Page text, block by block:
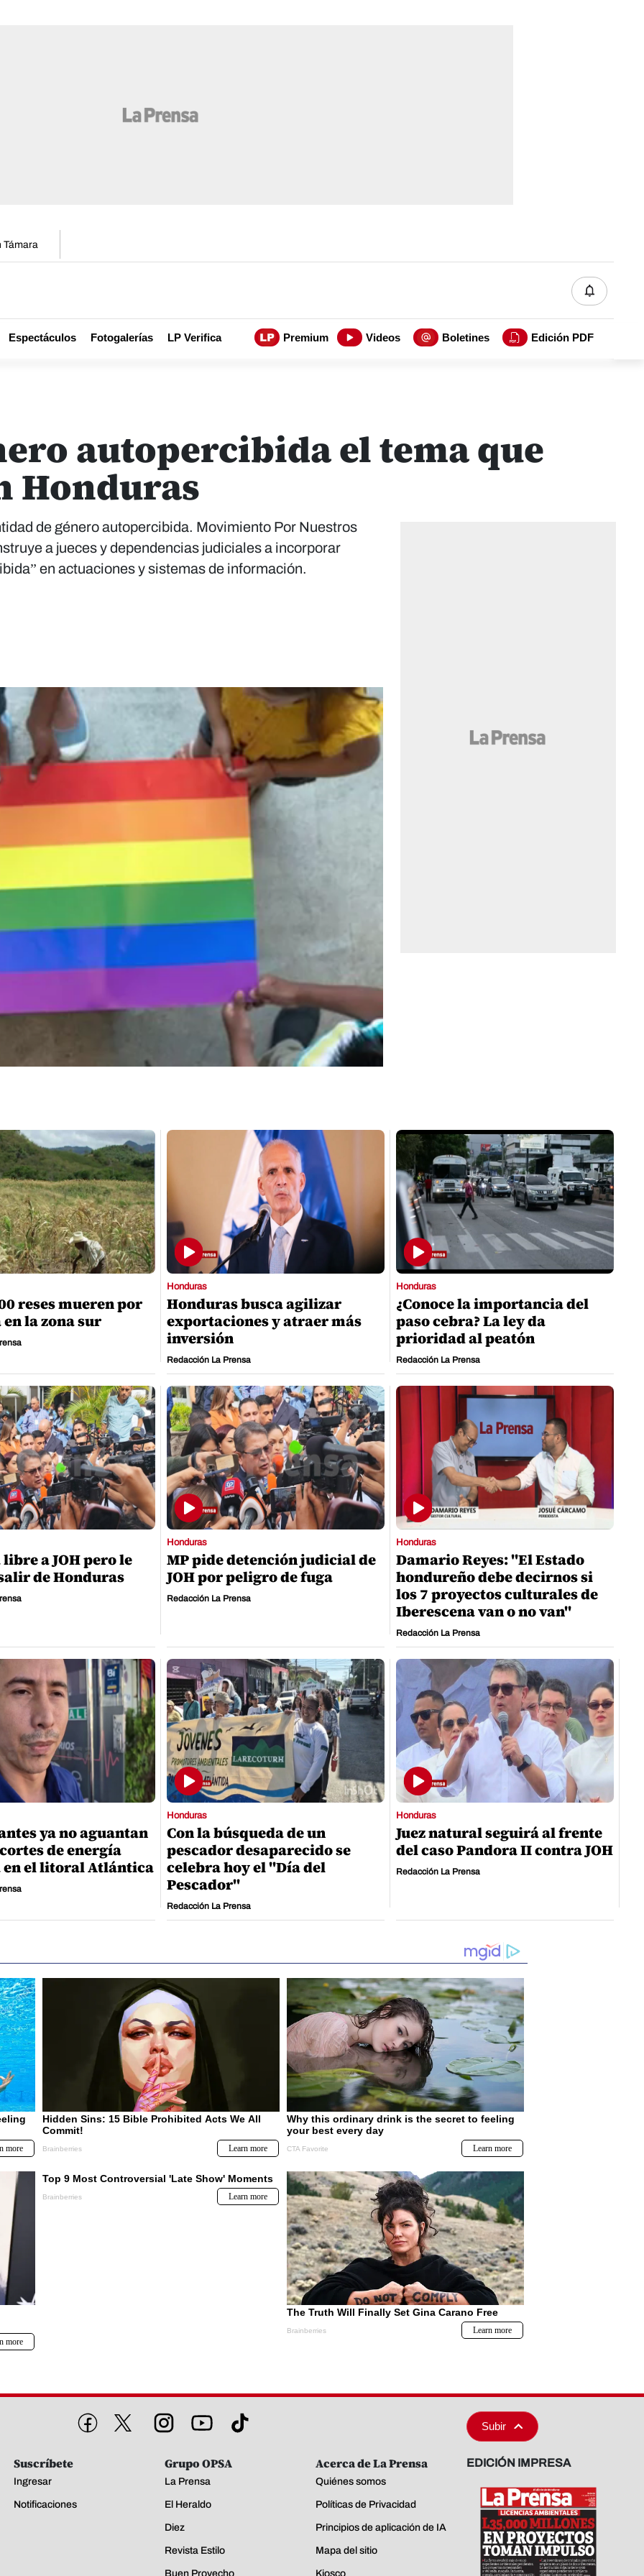
Támara
Espectáculos Fotogalerías LP Verifica Premium Videos Boletines Edición PDF
autopercibida el tema que
Honduras
de género autopercibida. Movimiento Por Nuestros
a jueces y dependencias judiciales a incorporar
en actuaciones y sistemas de información.
reses mueren por
la zona sur
Honduras
Honduras busca agilizar
exportaciones y atraer más
inversión
Redacción La Prensa
Honduras
¿Conoce la importancia del
paso cebra? La ley da
prioridad al peatón
Redacción La Prensa
libre a JOH pero le
de Honduras
Honduras
MP pide detención judicial de
JOH por peligro de fuga
Redacción La Prensa
Honduras
Damario Reyes: "El Estado
hondureño debe decirnos si
los 7 proyectos culturales de
Iberescena van o no van"
Redacción La Prensa
ya no aguantan
de energía
el litoral Atlántica
Honduras
Con la búsqueda de un
pescador desaparecido se
celebra hoy el "Día del
Pescador"
Redacción La Prensa
Honduras
Juez natural seguirá al frente
del caso Pandora II contra JOH
Redacción La Prensa
Subir
Suscríbete
Ingresar
Notificaciones
Grupo OPSA
La Prensa
El Heraldo
Diez
Revista Estilo
Buen Provecho
Acerca de La Prensa
Quiénes somos
Políticas de Privacidad
Principios de aplicación de IA
Mapa del sitio
Kiosco
EDICIÓN IMPRESA